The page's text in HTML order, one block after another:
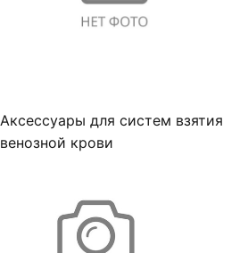
Аксессуары для систем взятия
венозной крови